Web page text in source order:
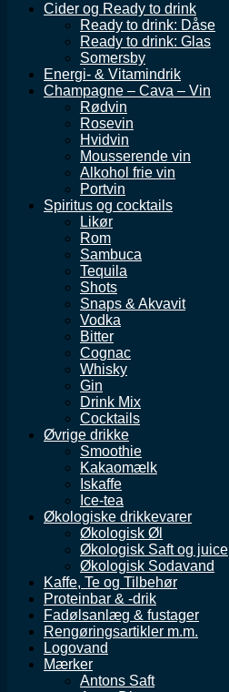
Cider og Ready to drink
Ready to drink: Dåse
Ready to drink: Glas
Somersby
Energi- & Vitamindrik
Champagne – Cava – Vin
Rødvin
Rosevin
Hvidvin
Mousserende vin
Alkohol frie vin
Portvin
Spiritus og cocktails
Likør
Rom
Sambuca
Tequila
Shots
Snaps & Akvavit
Vodka
Bitter
Cognac
Whisky
Gin
Drink Mix
Cocktails
Øvrige drikke
Smoothie
Kakaomælk
Iskaffe
Ice-tea
Økologiske drikkevarer
Økologisk Øl
Økologisk Saft og juice
Økologisk Sodavand
Kaffe, Te og Tilbehør
Proteinbar & -drik
Fadølsanlæg & fustager
Rengøringsartikler m.m.
Logovand
Mærker
Antons Saft